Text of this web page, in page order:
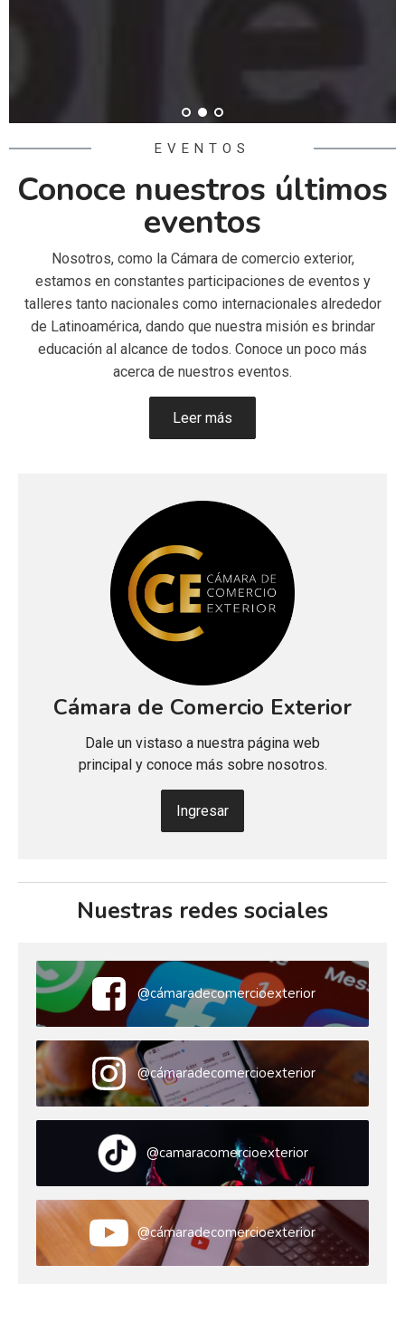
EVENTOS
Conoce nuestros últimos
eventos
Nosotros, como la Cámara de comercio exterior,
estamos en constantes participaciones de eventos y
talleres tanto nacionales como internacionales alrededor
de Latinoamérica, dando que nuestra misión es brindar
educación al alcance de todos. Conoce un poco más
acerca de nuestros eventos.
Leer más
Cámara de Comercio Exterior
Dale un vistaso a nuestra página web
principal y conoce más sobre nosotros.
Ingresar
Nuestras redes sociales
@cámaradecomercioexterior
@cámaradecomercioexterior
@camaracomercioexterior
@cámaradecomercioexterior